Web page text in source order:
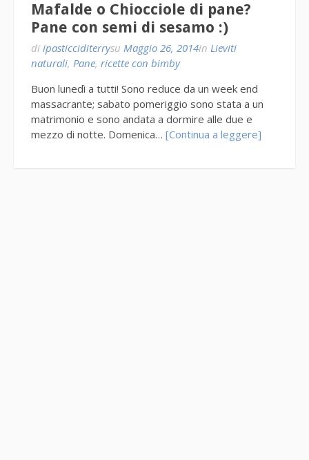
Mafalde o Chiocciole di pane?
Pane con semi di sesamo :)
di ipasticciditerrysu Maggio 26, 2014in Lieviti
naturali, Pane, ricette con bimby
Buon lunedì a tutti! Sono reduce da un week end
massacrante; sabato pomeriggio sono stata a un
matrimonio e sono andata a dormire alle due e
mezzo di notte. Domenica… [Continua a leggere]